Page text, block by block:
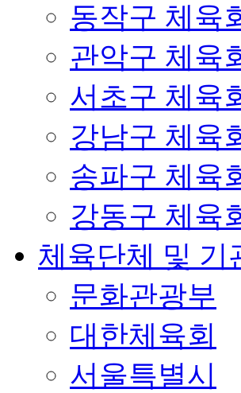
동작구 체육
관악구 체육
서초구 체육
강남구 체육
송파구 체육
강동구 체육
체육단체 및 기
문화관광부
대한체육회
서울특별시